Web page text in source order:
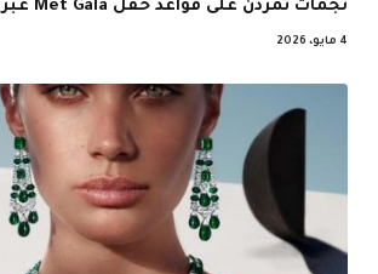
نجمات تمردن على قواعد حفل Met Gala عبر السنوات
4 مايو، 2026